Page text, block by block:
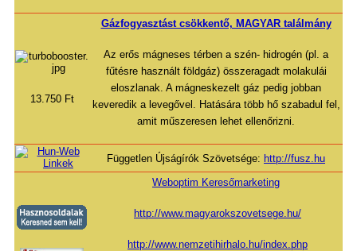
13.750 Ft
Gázfogyasztást csökkentő, MAGYAR találmány
Az erős mágneses térben a szén- hidrogén (pl. a
fűtésre használt földgáz) összeragadt molakulái
eloszlanak. A mágneskezelt gáz pedig jobban
keveredik a levegővel. Hatására több hő szabadul fel,
amit műszeresen lehet ellenőrizni.
Független Újságírók Szövetsége: http://fusz.hu
Weboptim Keresőmarketing
http://www.magyarokszovetsege.hu/
http://www.nemzetihirhalo.hu/index.php